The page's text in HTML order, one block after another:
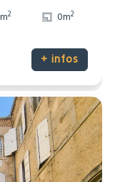
2 0m2
+ infos